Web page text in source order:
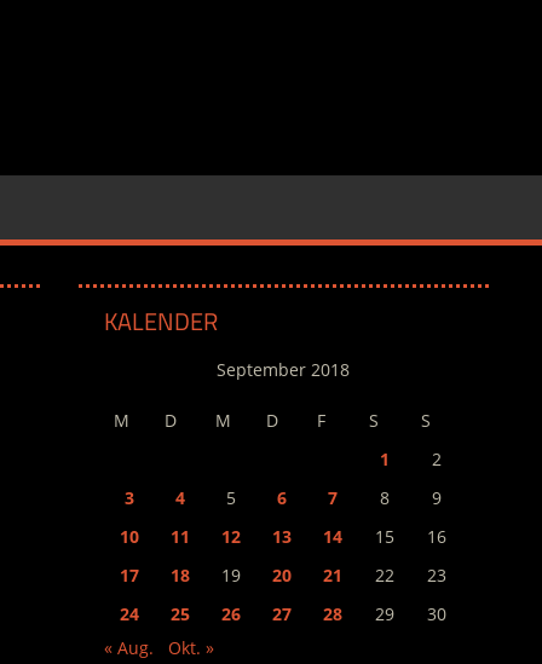
KALENDER
September 2018
M D M D F S
S
1
2
3
4 5 6 7 8
9
10
11 12 13 14 15
16
17
18 19 20 21 22
23
24
25 26 27 28 29
30
« Aug.
Okt. »